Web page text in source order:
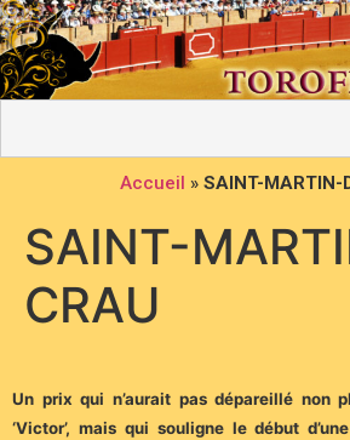
Accueil » SAINT-MARTIN-
SAINT-
CRAU
Un prix qui n’aurait pas dépareillé non
‘Victor’, mais qui souligne le début